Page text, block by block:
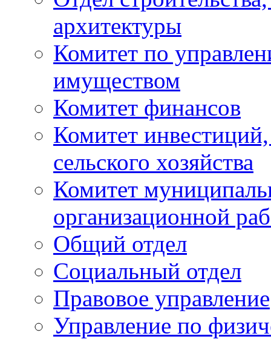
архитектуры
Комитет по
имуществом
Комитет финансов
Комитет
сельского хозяйства
Комитет
организационной
Общий отдел
Социальный отдел
Правовое управление
Управление по